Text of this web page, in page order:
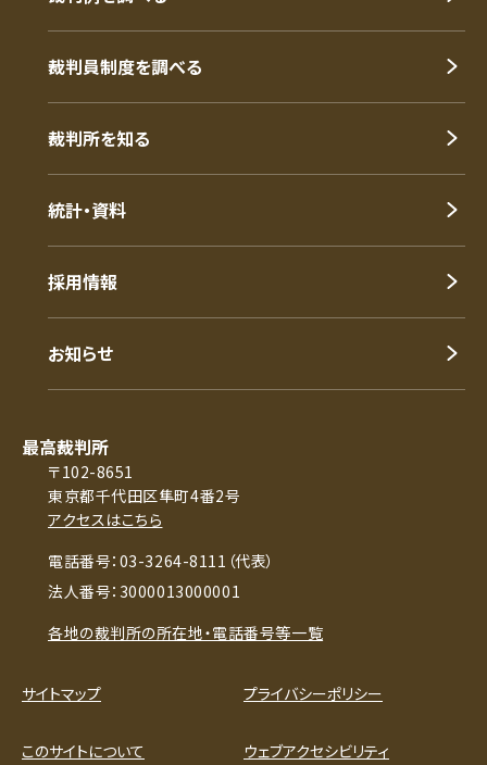
裁判員制度を調べる
裁判所を知る
統計・資料
採用情報
お知らせ
最高裁判所
〒102-8651
東京都千代田区隼町4番2号
アクセスはこちら
電話番号：03-3264-8111（代表）
法人番号：3000013000001
各地の裁判所の所在地・電話番号等一覧
サイトマップ プライバシーポリシー
このサイトについて ウェブアクセシビリティ